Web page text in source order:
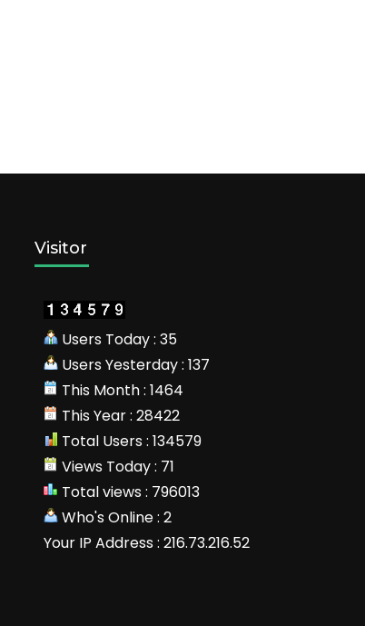
Visitor
Users Today : 35
Users Yesterday : 137
This Month : 1464
This Year : 28422
Total Users : 134579
Views Today : 71
Total views : 796013
Who's Online : 2
Your IP Address : 216.73.216.52